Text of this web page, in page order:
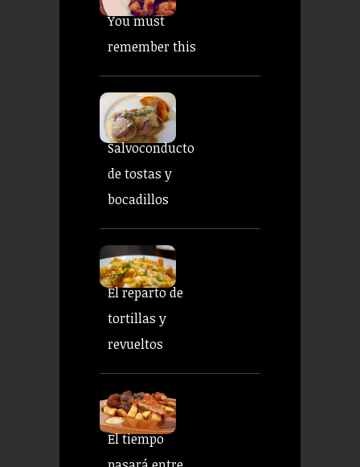
You must
remember this
Salvoconducto
de tostas y
bocadillos
El reparto de
tortillas y
revueltos
El tiempo